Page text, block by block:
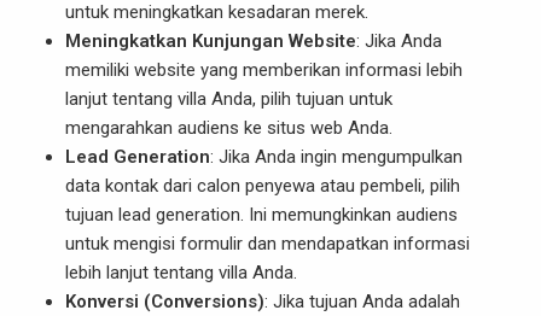
untuk meningkatkan kesadaran merek.
Meningkatkan Kunjungan Website: Jika Anda
memiliki website yang memberikan informasi lebih
lanjut tentang villa Anda, pilih tujuan untuk
mengarahkan audiens ke situs web Anda.
Lead Generation: Jika Anda ingin mengumpulkan
data kontak dari calon penyewa atau pembeli, pilih
tujuan lead generation. Ini memungkinkan audiens
untuk mengisi formulir dan mendapatkan informasi
lebih lanjut tentang villa Anda.
Konversi (Conversions): Jika tujuan Anda adalah